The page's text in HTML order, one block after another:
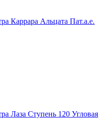
Каррара Альцата Пат.a.e.
Лаза Ступень 120 Угловая